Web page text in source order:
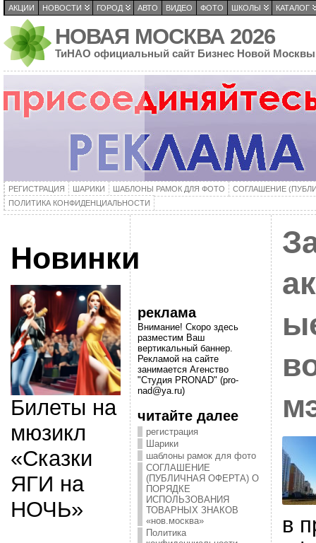
АКЦИИ НОВОСТИ ГОРОД АВТО ВИДЕО ФОТО ШКОЛЫ КАТАЛОГ
НОВАЯ МОСКВА 2026
ТиНАО официальный сайт Бизнес Новой Москвы
РЕГИСТРАЦИЯ ШАРИКИ ШАБЛОНЫ РАМОК ДЛЯ ФОТО
СОГЛАШЕНИЕ
ПОЛИТИКА КОНФИДЕНЦИАЛЬНОСТИ
Новинки
Билеты на
мюзикл
«Сказки
ЯГИ на
НОЧЬ»
реклама
Внимание! Скоро здесь
разместим Ваш
вертикальный баннер.
Рекламой на сайте
занимается Агенство
"Студия PRONAD" (pro-
nad@ya.ru)
читайте далее
регистрация
Шарики
шаблоны рамок для фото
СОГЛАШЕНИЕ
(ПУБЛИЧНАЯ ОФЕРТА) О
ПОРЯДКЕ
ИСПОЛЬЗОВАНИЯ
ТОВАРНЫХ ЗНАКОВ
«нов.москва»
Политика
в